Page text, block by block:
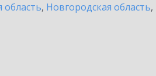
область, Новгородская область,